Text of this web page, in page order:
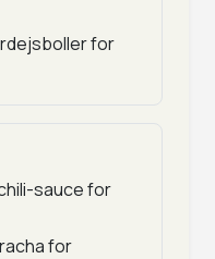
for
sauce for
for